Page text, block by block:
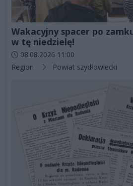
Wakacyjny spacer po
w tę niedzielę!
Data dodania artykułu:
08.08.2026 11:00
Kategorie artykułu:
Region Powiat szydłowiecki